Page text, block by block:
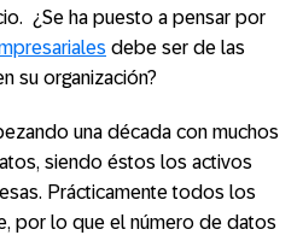
¿Se ha puesto a pensar por
debe ser de las
su organización?
una década con muchos
siendo éstos los activos
Prácticamente todos los
por lo que el número de datos